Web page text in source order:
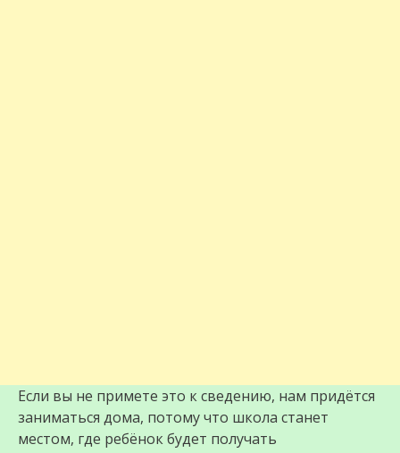
Если вы не примете это к сведению, нам придётся
заниматься дома, потому что школа станет
местом, где ребёнок будет получать